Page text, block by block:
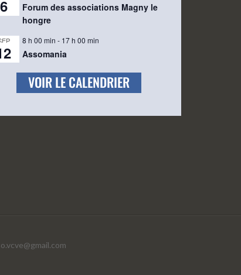
6
Forum des associations Magny le
hongre
8 h 00 min - 17 h 00 min
Assomania
VOIR LE CALENDRIER